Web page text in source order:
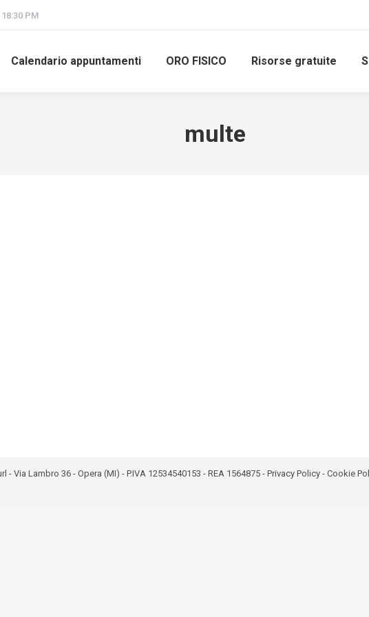
PM
Calendario appuntamenti ORO FISICO Risorse gratuite
multe
Via Lambro 36 - Opera (MI) - P.IVA 12534540153 - REA 1564875 - Privacy Policy - Cookie